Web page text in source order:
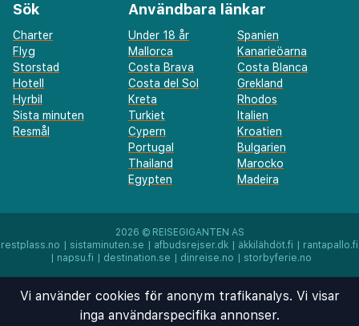
Sök
Charter
Flyg
Storstad
Hotell
Hyrbil
Sista minuten
Resmål
Användbara länkar
Under 18 år
Spanien
Mallorca
Kanarieöarna
Costa Brava
Costa Blanca
Costa del Sol
Grekland
Kreta
Rhodos
Turkiet
Italien
Cypern
Kroatien
Portugal
Bulgarien
Thailand
Marocko
Egypten
Madeira
2026 © REISEGIGANTEN AS
restplass.no
sistaminuten.se afbudsrejser.dk äkkilähdöt.fi
rantapallo.fi
napsu.fi destination.se dinreise.no storbyferie.no
Vi använder cookies för anonym trafikanalys. Vi visar
inga användarspecifika annonser.